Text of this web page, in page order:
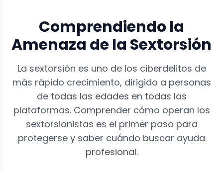
Comprendiendo la
Amenaza de la Sextorsión
La sextorsión es uno de los ciberdelitos de
más rápido crecimiento, dirigido a personas
de todas las edades en todas las
plataformas. Comprender cómo operan los
sextorsionistas es el primer paso para
protegerse y saber cuándo buscar ayuda
profesional.